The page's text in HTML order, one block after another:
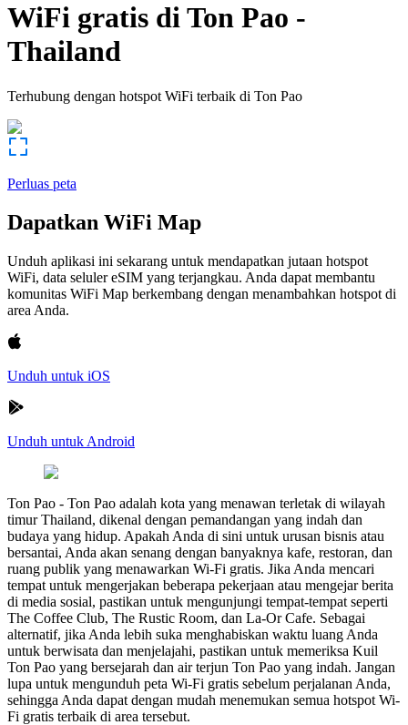
WiFi gratis diTon Pao -
Thailand
Terhubung dengan hotspot WiFi terbaik di Ton Pao
Perluas peta
Dapatkan WiFi Map
Unduh aplikasi ini sekarang untuk mendapatkan jutaan hotspot
WiFi, data seluler eSIM yang terjangkau. Anda dapat membantu
komunitas WiFi Map berkembang dengan menambahkan hotspot di
area Anda.
Unduh untuk iOS
Unduh untuk Android
Ton Pao - Ton Pao adalah kota yang menawan terletak di wilayah
timur Thailand, dikenal dengan pemandangan yang indah dan
budaya yang hidup. Apakah Anda di sini untuk urusan bisnis atau
bersantai, Anda akan senang dengan banyaknya kafe, restoran, dan
ruang publik yang menawarkan Wi-Fi gratis. Jika Anda mencari
tempat untuk mengerjakan beberapa pekerjaan atau mengejar berita
di media sosial, pastikan untuk mengunjungi tempat-tempat seperti
The Coffee Club, The Rustic Room, dan La-Or Cafe. Sebagai
alternatif, jika Anda lebih suka menghabiskan waktu luang Anda
untuk berwisata dan menjelajahi, pastikan untuk memeriksa Kuil
Ton Pao yang bersejarah dan air terjun Ton Pao yang indah. Jangan
lupa untuk mengunduh peta Wi-Fi gratis sebelum perjalanan Anda,
sehingga Anda dapat dengan mudah menemukan semua hotspot Wi-
Fi gratis terbaik di area tersebut.